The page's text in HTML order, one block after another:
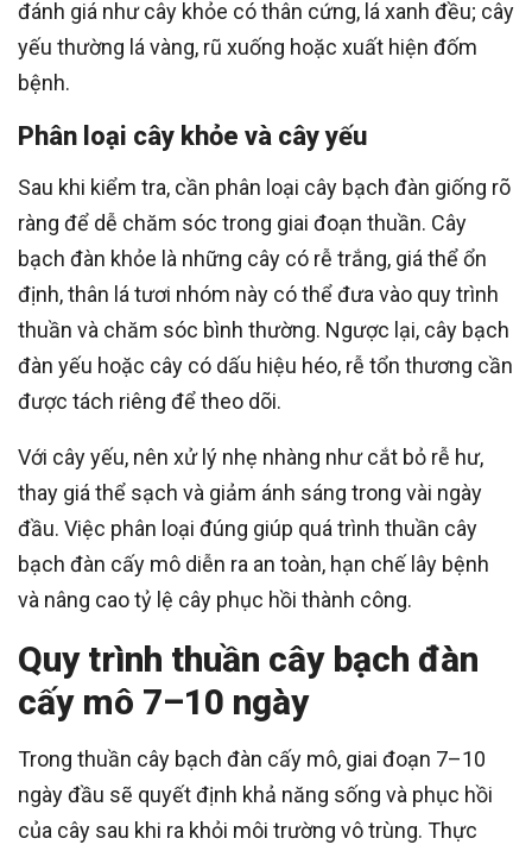
đánh giá như cây khỏe có thân cứng, lá xanh đều; cây
yếu thường lá vàng, rũ xuống hoặc xuất hiện đốm
bệnh.
Phân loại cây khỏe và cây yếu
Sau khi kiểm tra, cần phân loại cây bạch đàn giống rõ
ràng để dễ chăm sóc trong giai đoạn thuần. Cây
bạch đàn khỏe là những cây có rễ trắng, giá thể ổn
định, thân lá tươi nhóm này có thể đưa vào quy trình
thuần và chăm sóc bình thường. Ngược lại, cây bạch
đàn yếu hoặc cây có dấu hiệu héo, rễ tổn thương cần
được tách riêng để theo dõi.
Với cây yếu, nên xử lý nhẹ nhàng như cắt bỏ rễ hư,
thay giá thể sạch và giảm ánh sáng trong vài ngày
đầu. Việc phân loại đúng giúp quá trình thuần cây
bạch đàn cấy mô diễn ra an toàn, hạn chế lây bệnh
và nâng cao tỷ lệ cây phục hồi thành công.
Quy trình thuần cây bạch đàn
cấy mô 7–10 ngày
Trong thuần cây bạch đàn cấy mô, giai đoạn 7–10
ngày đầu sẽ quyết định khả năng sống và phục hồi
của cây sau khi ra khỏi môi trường vô trùng. Thực